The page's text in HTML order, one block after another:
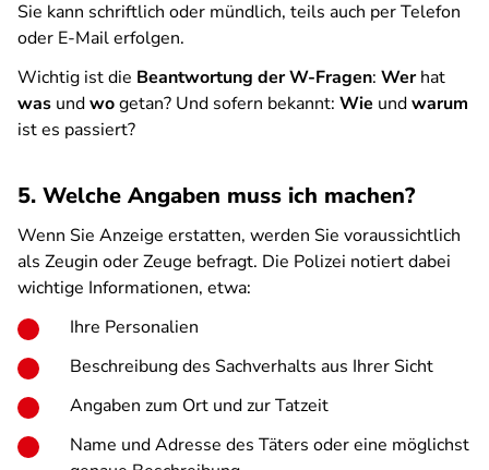
Sie kann schriftlich oder mündlich, teils auch per Telefon
oder E-Mail erfolgen.
Wichtig ist die Beantwortung der W-Fragen: Werhat
was undwogetan? Und sofern bekannt: Wie undwarum
ist es passiert?
5. Welche Angaben muss ich machen?
Wenn Sie Anzeige erstatten, werden Sie voraussichtlich
als Zeugin oder Zeuge befragt. Die Polizei notiert dabei
wichtige Informationen, etwa:
Ihre Personalien
Beschreibung des Sachverhalts aus Ihrer Sicht
Angaben zum Ort und zur Tatzeit
Name und Adresse des Täters oder eine möglichst